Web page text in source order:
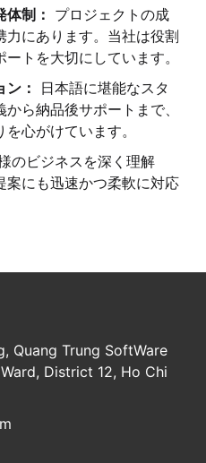
制： プロジェクトの成
力にあります。当社は役割
トを大切にしています。
：
日本語に堪能なスタ
ら納品後サポートまで、
心がけています。
のビジネスを深く理解
案にも迅速かつ柔軟に対応
Quang Trung SoftWare
District 12, Ho Chi